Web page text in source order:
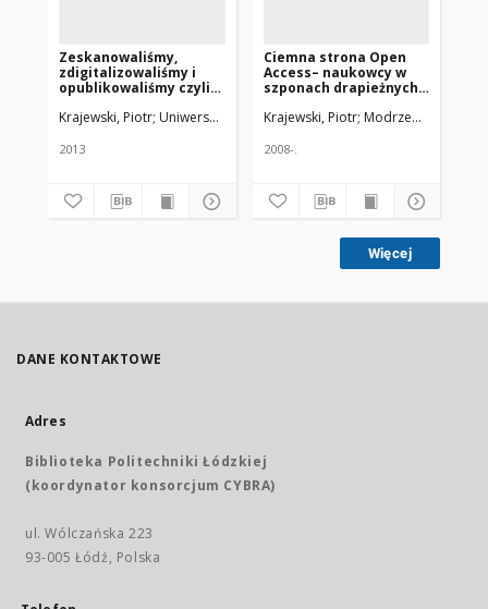
Zeskanowaliśmy,
zdigitalizowaliśmy i
opublikowaliśmy czyli
Głównej Gdańskiego
Medycznego na jedno
Krajewski, Piotr Uniwersytet Medyczny w Łodzi
2013
Ciemna strona Open
Access– naukowcy w
szponach drapieżnych
Krajewski, Piotr; Modrzewska,
2008-.
Więcej
DANE KONTAKTOWE
Adres
Biblioteka Politechniki Łódzkiej
(koordynator konsorcjum CYBRA)
ul. Wólczańska 223
93-005 Łódź, Polska